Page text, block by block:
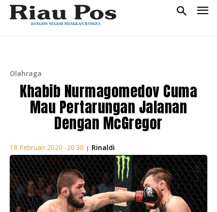
Olahraga
Khabib Nurmagomedov Cuma
Mau Pertarungan Jalanan
Dengan McGregor
18 Februari 2020 -20:30 | Rinaldi